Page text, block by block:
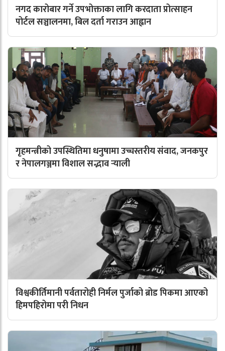
नगद कारोबार गर्ने उपभोक्ताका लागि करदाता प्रोत्साहन
पोर्टल सञ्चालनमा, बिल दर्ता गराउन आह्वान
गृहमन्त्रीको उपस्थितिमा धनुषामा उच्चस्तरीय संवाद, जनकपुर
र नेपालगञ्जमा विशाल सद्भाव र्‍याली
विश्वकीर्तिमानी पर्वतारोही निर्मल पुर्जाको ब्रोड पिकमा आएको
हिमपहिरोमा परी निधन